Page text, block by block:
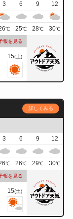
3 6 9
12
℃ 25℃ 28℃ 30℃
報を見る
15(土)
詳しくみる
3 6 9
12
℃ 26℃ 29℃ 30℃
報を見る
15(土)